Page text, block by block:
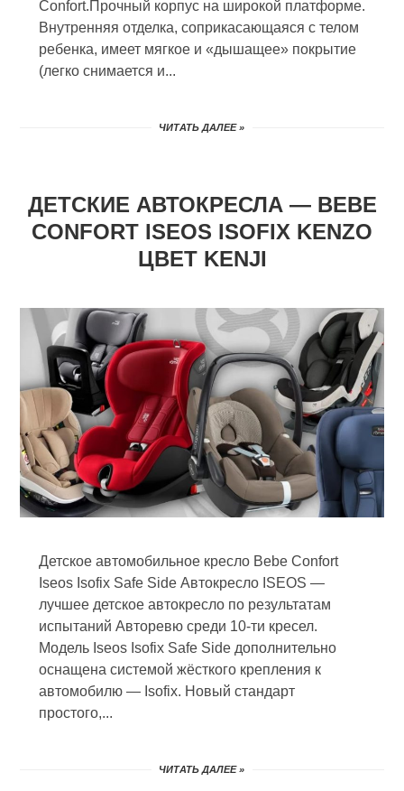
Confort.Прочный корпус на широкой платформе.
Внутренняя отделка, соприкасающаяся с телом
ребенка, имеет мягкое и «дышащее» покрытие
(легко снимается и...
ЧИТАТЬ ДАЛЕЕ »
ДЕТСКИЕ АВТОКРЕСЛА — BEBE
CONFORT ISEOS ISOFIX KENZO
ЦВЕТ KENJI
Детское автомобильное кресло Bebe Confort
Iseos Isofix Safe Side Автокресло ISEOS —
лучшее детское автокресло по результатам
испытаний Авторевю среди 10-ти кресел.
Модель Iseos Isofix Safe Side дополнительно
оснащена системой жёсткого крепления к
автомобилю — Isofix. Новый стандарт
простого,...
ЧИТАТЬ ДАЛЕЕ »